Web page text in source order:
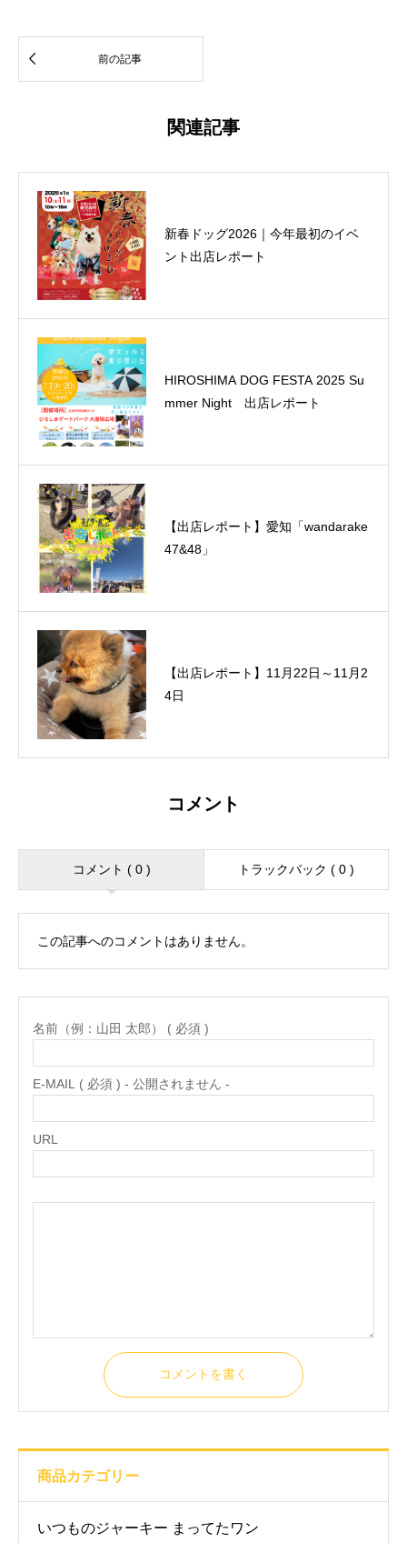
 前の記事
関連記事
新春ドッグ2026｜今年最初のイベ
ント出店レポート
HIROSHIMA DOG FESTA 2025 Su
mmer Night 出店レポート
【出店レポート】愛知「wandarake
47&48」
【出店レポート】11月22日～11月2
4日
コメント
コメント ( 0 ) トラックバック ( 0 )
この記事へのコメントはありません。
名前（例：山田 太郎） ( 必須 )
E-MAIL ( 必須 ) - 公開されません -
URL
コメントを書く
商品カテゴリー
いつものジャーキー まってたワン